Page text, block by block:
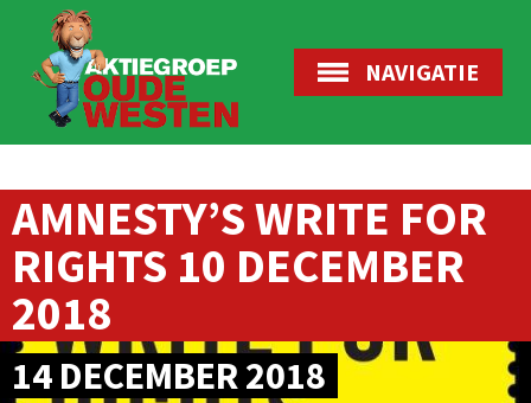
NAVIGATIE
AMNESTY’S WRITE FOR
RIGHTS 10 DECEMBER
2018
14 DECEMBER 2018